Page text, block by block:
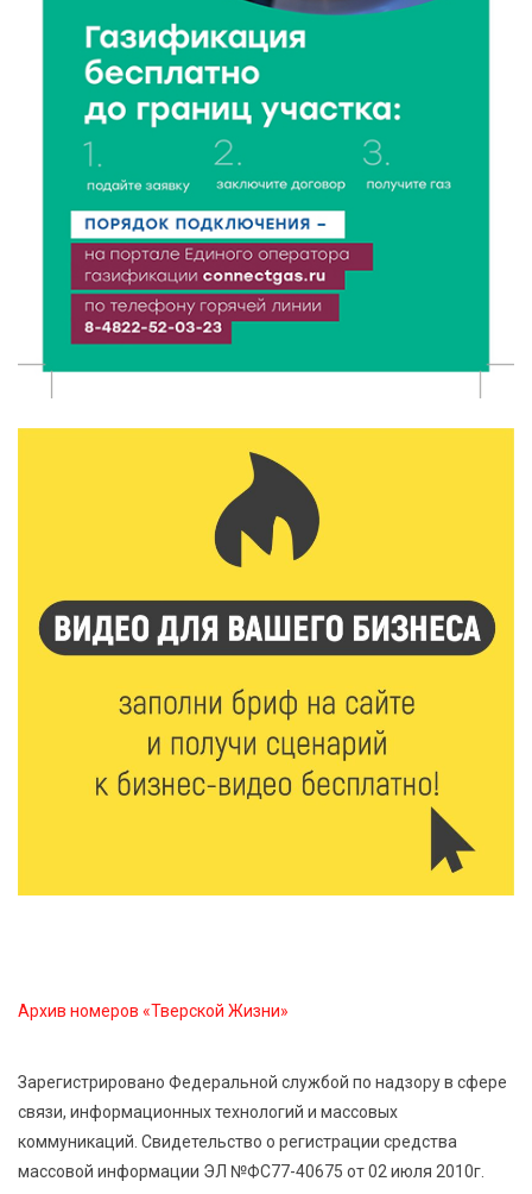
7 Авг 2026 18:02 399
В Нило-Столобенской пустыни началась
реставрация фасада исторической
Крестовоздвиженской церкви
7 Авг 2026 18:01 283
День арбуза отметили ребята в Андреапольском
Доме культуры
7 Авг 2026 17:02 320
Названы первые победители программы «Земский
Без прав и лицензий: итоги проверки таксистов в
7 Авг 2026 16:02 516
Сладкая программа в Твери: дегустация мёда и
рассказ о жизни пчёл
Открыт набор на программу амбассадоров для
студентов российских вузов
Жителям Тверской области напомнили об
Золотой век “Горьковки”: как А. М. Кузнецова
7 Авг 2026 15:30 301
«Россети Центр» отремонтировали почти 270
трансформаторных подстанций и более 146 км ЛЭП
Архив номеров «Тверской Жизни»
Зарегистрировано Федеральной службой по надзору в сфере
связи, информационных технологий и массовых
коммуникаций. Свидетельство о регистрации средства
массовой информации ЭЛ №ФС77-40675 от 02 июля 2010г.